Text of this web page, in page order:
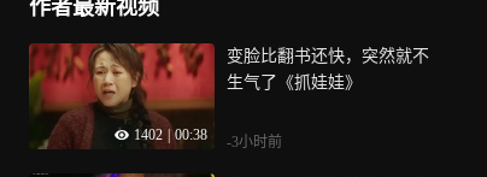
作者最新视频
1402 00:38
变脸比翻书还快，突然就不
生气了《抓娃娃》
-3小时前